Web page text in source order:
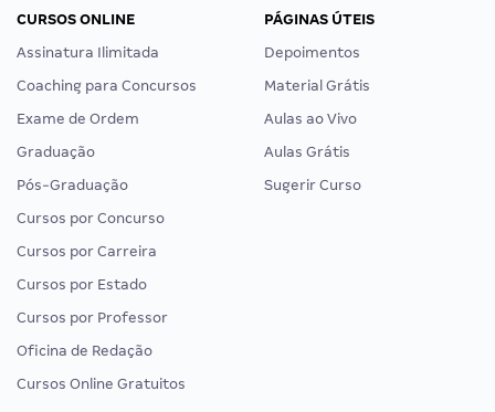
CURSOS ONLINE
Assinatura Ilimitada
Coaching para Concursos
Exame de Ordem
Graduação
Pós-Graduação
Cursos por Concurso
Cursos por Carreira
Cursos por Estado
Cursos por Professor
Oficina de Redação
Cursos Online Gratuitos
PÁGINAS ÚTEIS
Depoimentos
Material Grátis
Aulas ao Vivo
Aulas Grátis
Sugerir Curso